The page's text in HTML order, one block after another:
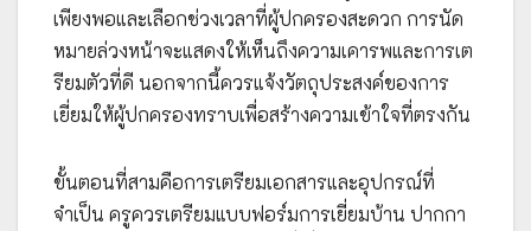
เพียงพอและเลือกช่วงเวลาที่ผู้ปกครองสะดวก การนัด
หมายล่วงหน้าจะแสดงให้เห็นถึงความเคารพและการเต
รียมตัวที่ดี นอกจากนี้ควรแจ้งวัตถุประสงค์ของการ
เยี่ยมให้ผู้ปกครองทราบเพื่อสร้างความเข้าใจที่ตรงกัน
ขั้นตอนที่สามคือการเตรียมเอกสารและอุปกรณ์ที่
จำเป็น ครูควรเตรียมแบบฟอร์มการเยี่ยมบ้าน ปากกา